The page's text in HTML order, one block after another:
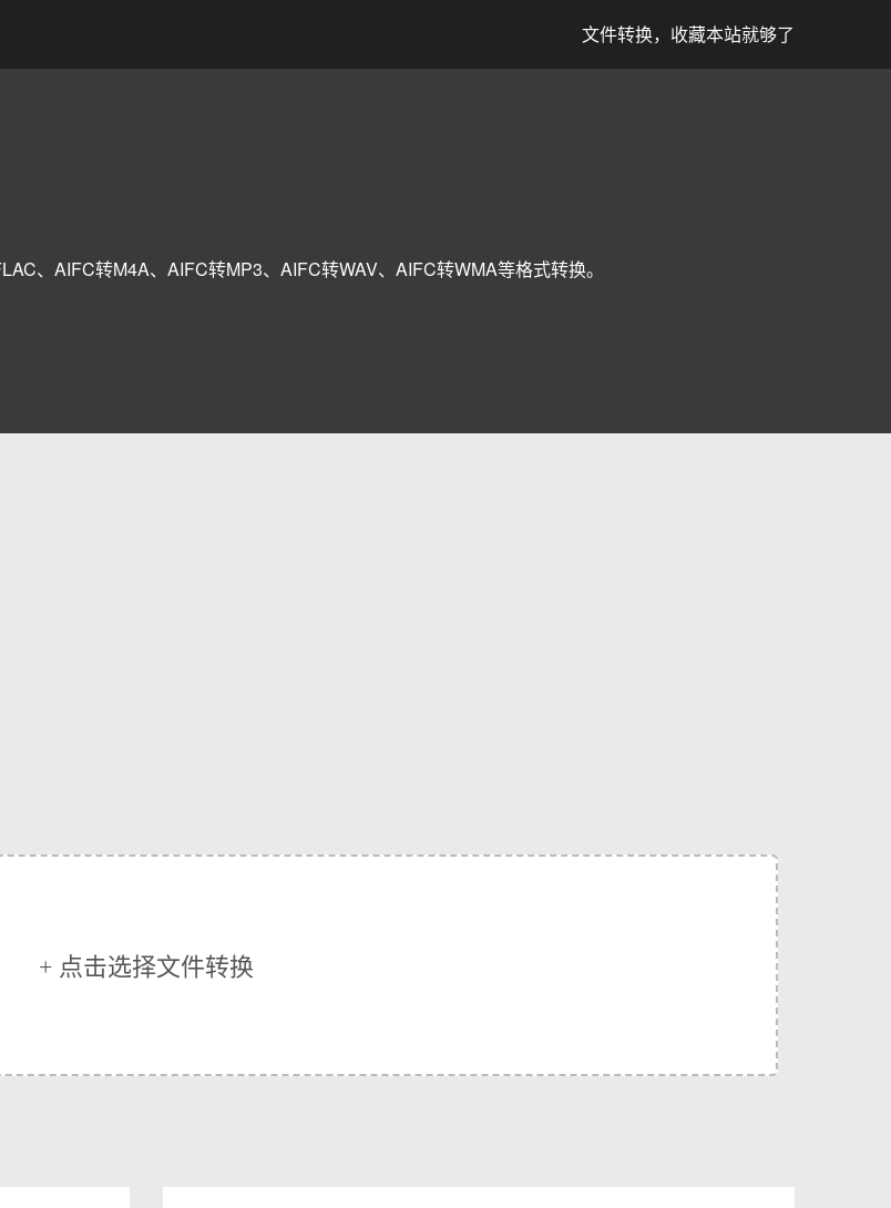
文件转换，收藏本站就够了
、AIFC转M4A、AIFC转MP3、AIFC转WAV、AIFC转WMA等格式转换。
+ 点击选择文件转换